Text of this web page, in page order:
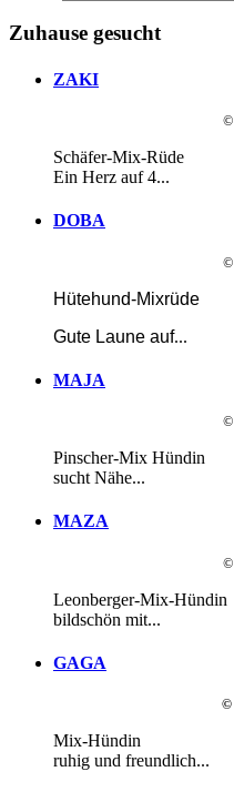
Zuhause gesucht
ZAKI
©
Schäfer-Mix-Rüde
Ein Herz auf 4...
DOBA
©
Hütehund-Mixrüde
Gute Laune auf...
MAJA
©
Pinscher-Mix Hündin
sucht Nähe...
MAZA
©
Leonberger-Mix-Hündin
bildschön mit...
GAGA
©
Mix-Hündin
ruhig und freundlich...